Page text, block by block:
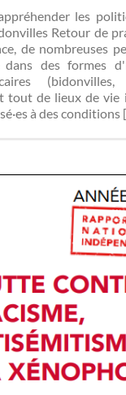
les
Retour de
de nombreuses
des formes
(bidonvilles,
tout de lieux de vie
à des conditions